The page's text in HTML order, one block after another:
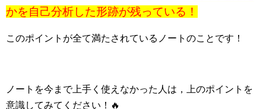
かを自己分析した形跡が残っている！
このポイントが全て満たされているノートのことです！
ノートを今まで上手く使えなかった人は，上のポイントを
意識してみてください！🔥